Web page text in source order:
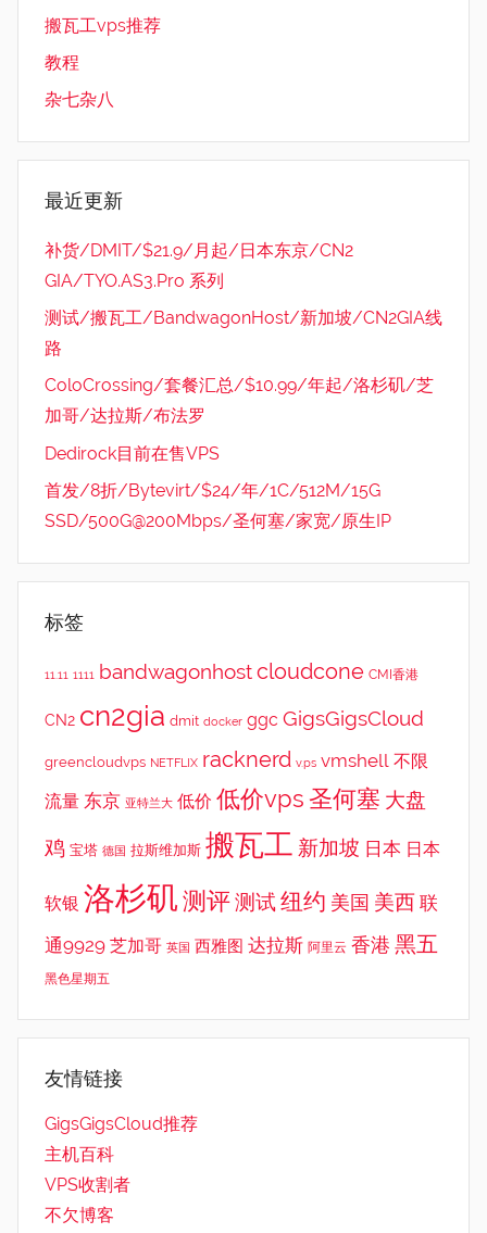
搬瓦工vps推荐
教程
杂七杂八
最近更新
补货/DMIT/$21.9/月起/日本东京/CN2
GIA/TYO.AS3.Pro 系列
测试/搬瓦工/BandwagonHost/新加坡/CN2GIA线
路
ColoCrossing/套餐汇总/$10.99/年起/洛杉矶/芝
加哥/达拉斯/布法罗
Dedirock目前在售VPS
首发/8折/Bytevirt/$24/年/1C/512M/15G
SSD/500G@200Mbps/圣何塞/家宽/原生IP
标签
11.11 1111 bandwagonhostcloudcone CMI香港
CN2 cn2gia dmit docker ggc GigsGigsCloud
greencloudvps NETFLIX racknerd v.ps vmshell 不限
流量 东京 亚特兰大 低价 低价vps 圣何塞 大盘
鸡 宝塔 德国 拉斯维加斯 搬瓦工 新加坡 日本 日本
软银 洛杉矶 测评测试纽约 美国 美西 联
通9929 芝加哥 英国 西雅图 达拉斯 阿里云 香港 黑五
黑色星期五
友情链接
GigsGigsCloud推荐
主机百科
VPS收割者
不欠博客